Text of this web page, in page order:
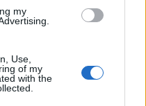
my
Use,
of my
with the
vírusokat